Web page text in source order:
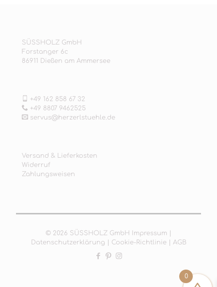
SÜSSHOLZ GmbH
Forstanger 6c
86911 Dießen am Ammersee
+49 162 858 67 32
+49 8807 9462525
servus@herzerlstuehle.de
Versand & Lieferkosten
Widerruf
Zahlungsweisen
© 2026 SÜSSHOLZ GmbH Impressum
Datenschutzerklärung
Cookie-Richtlinie AGB
0